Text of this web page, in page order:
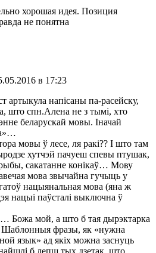
хорошая идея. Позиция
не понятна
в 17:23
артыкула напісаны па-расейску,
што спн.Алена не з тымі, хто
беларускай мовы. Іначай
мовы ў лесе, ля ракі?? І што там
хутчэй пачуеш спевы птушак,
сакатанне конікаў… Мову
мова звычайна гучыць у
нацыянальная мова (яна ж
нацыі паўсталі выключна ў
Божа мой, а што б тая дырэктарка
Шаблонныя фразы, як «нужна
язык» ад якіх можна заснуць
б лепш тых дзетак, што